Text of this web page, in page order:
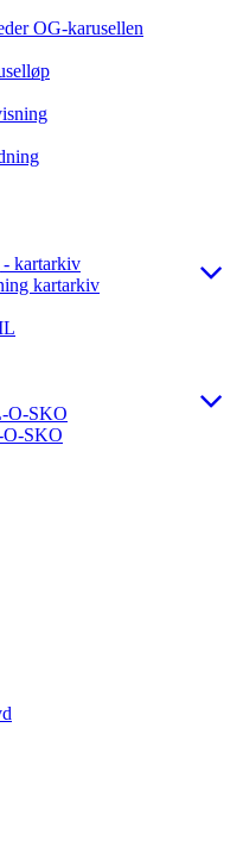
OG-karusellen
kartarkiv
kartarkiv
O-SKO
SKO